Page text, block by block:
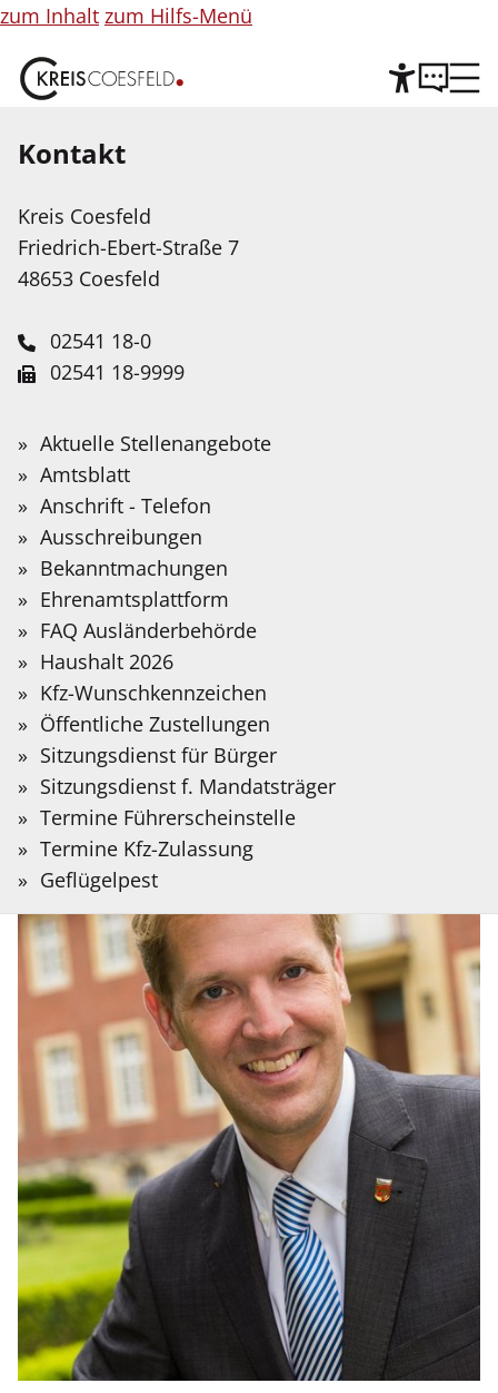
zum Inhalt zum Hilfs-Menü
Copyright
©
Service-Portal
Erneuter Rückgang der
absoluten
Arbeitslosenzahlen im Mai
2026
Meldung
vom:
29.05.2026
Hilfe
Leichte Sprache
Wir stellen Inhalte unserer Web-Seite in Leichter
Hilfe Künstlicher Intelligenz weiter ausgebaut.
Gebärdensprache
Auf der folgenden Seite stellen wir Informationen
in Deutscher Gebärdensprache bereit, die mit
Hilfe Künstlicher Intelligenz übersetzt wurden.
Gebärdensprache
Kontakt
Kreis Coesfeld
Friedrich-Ebert-Straße 7
48653 Coesfeld
02541 18-0
02541 18-9999
info@kreis-coesfeld.de
Kontaktformular
Suche
Wonach
suchen
Sie?
Bitte
Suchbegriff
eingeben.
Aktuelle Stellenangebote
Amtsblatt
Anschrift - Telefon
Ausschreibungen
Bekanntmachungen
Ehrenamtsplattform
FAQ Ausländerbehörde
Haushalt 2026
Kfz-Wunschkennzeichen
Öffentliche Zustellungen
Sitzungsdienst für Bürger
Sitzungsdienst f. Mandatsträger
Termine Führerscheinstelle
Termine Kfz-Zulassung
Geflügelpest